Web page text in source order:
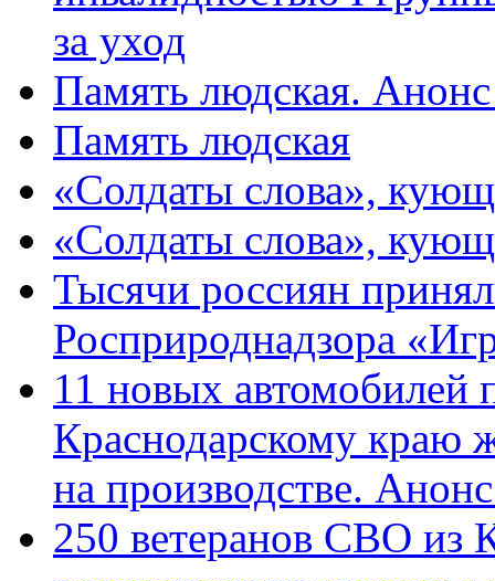
за уход
Память людская.
Память людская
«Солдаты слова»,
«Солдаты слова»,
Тысячи россиян
Росприроднадзора
11 новых автомобилей
Краснодарскому краю
на производстве.
250 ветеранов СВО из